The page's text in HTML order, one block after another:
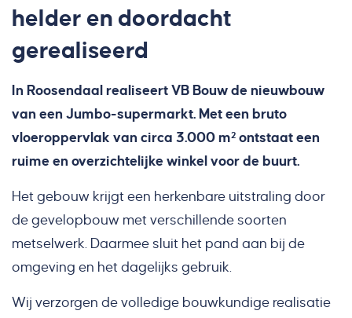
helder en doordacht
gerealiseerd
In Roosendaal realiseert VB Bouw de nieuwbouw
van een Jumbo-supermarkt. Met een bruto
vloeroppervlak van circa 3.000 m² ontstaat een
ruime en overzichtelijke winkel voor de buurt.
Het gebouw krijgt een herkenbare uitstraling door
de gevelopbouw met verschillende soorten
metselwerk. Daarmee sluit het pand aan bij de
omgeving en het dagelijks gebruik.
Wij verzorgen de volledige bouwkundige realisatie